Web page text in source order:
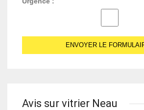
Avis sur vitrier Neau